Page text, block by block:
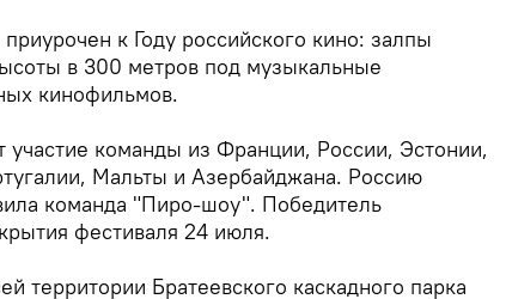
к Году российского кино: залпы
в 300 метров под музыкальные
кинофильмов.
участие команды из Франции, России, Эстонии,
Мальты и Азербайджана. Россию
команда "Пиро-шоу". Победитель
фестиваля 24 июля.
территории Братеевского каскадного парка